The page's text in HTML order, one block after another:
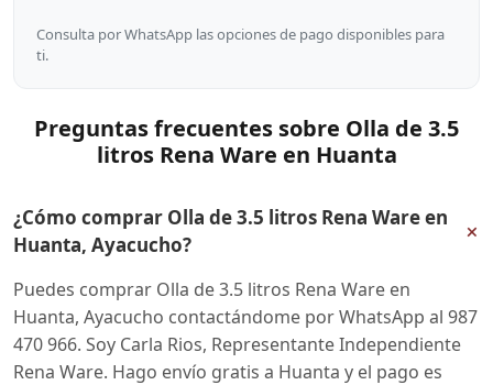
Consulta por WhatsApp las opciones de pago disponibles para
ti.
Preguntas frecuentes sobre Olla de 3.5
litros Rena Ware en Huanta
¿Cómo comprar Olla de 3.5 litros Rena Ware en
Huanta, Ayacucho?
+
Puedes comprar Olla de 3.5 litros Rena Ware en
Huanta, Ayacucho contactándome por WhatsApp al 987
470 966. Soy Carla Rios, Representante Independiente
Rena Ware. Hago envío gratis a Huanta y el pago es